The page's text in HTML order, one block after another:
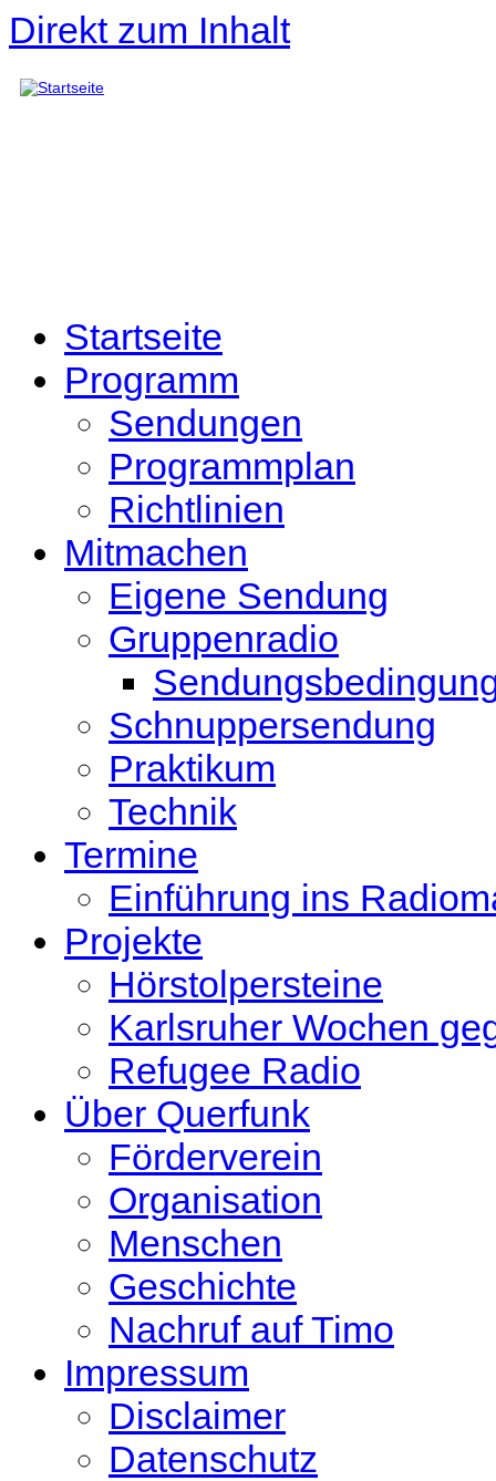
Direkt zum Inhalt
Startseite
Programm
Sendungen
Programmplan
Richtlinien
Mitmachen
Eigene Sendung
Gruppenradio
Schnuppersendung
Praktikum
Technik
Termine
Einführung ins
Projekte
Hörstolpersteine
Karlsruher Wochen
Refugee Radio
Über Querfunk
Förderverein
Organisation
Menschen
Geschichte
Nachruf auf Timo
Impressum
Disclaimer
Datenschutz